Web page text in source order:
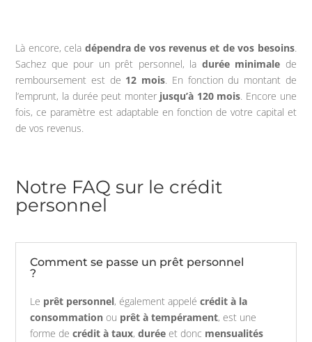
Là encore, cela dépendra de vos revenus et de vos besoins.
Sachez que pour un prêt personnel, la durée minimale de
remboursement est de 12 mois. En fonction du montant de
l’emprunt, la durée peut monterjusqu’à 120 mois. Encore une
fois, ce paramètre est adaptable en fonction de votre capital et
de vos revenus.
Notre FAQ sur le crédit
personnel
Comment se passe un prêt personnel
?
Le prêt personnel, également appelécrédit à la
consommation ou prêt à tempérament, est une
forme decrédit à taux,durée et donc mensualités